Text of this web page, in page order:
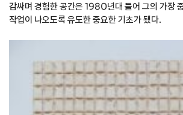
감싸며 경험한 공간은 1980년대 들어 그의 가장
작업이 나오도록 유도한 중요한 기초가 됐다.